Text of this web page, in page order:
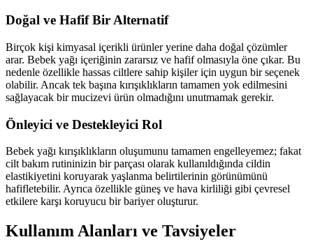
Doğal ve Hafif Bir Alternatif
Birçok kişi kimyasal içerikli ürünler yerine daha doğal çözümler
arar. Bebek yağı içeriğinin zararsız ve hafif olmasıyla öne çıkar. Bu
nedenle özellikle hassas ciltlere sahip kişiler için uygun bir seçenek
olabilir. Ancak tek başına kırışıklıkların tamamen yok edilmesini
sağlayacak bir mucizevi ürün olmadığını unutmamak gerekir.
Önleyici ve Destekleyici Rol
Bebek yağı kırışıklıkların oluşumunu tamamen engelleyemez; fakat
cilt bakım rutininizin bir parçası olarak kullanıldığında cildin
elastikiyetini koruyarak yaşlanma belirtilerinin görünümünü
hafifletebilir. Ayrıca özellikle güneş ve hava kirliliği gibi çevresel
etkilere karşı koruyucu bir bariyer oluşturur.
Kullanım Alanları ve Tavsiyeler